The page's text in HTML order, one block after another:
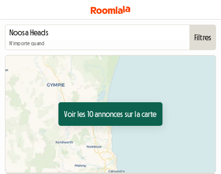
N'importe quand
Filtres
Voir les 10 annonces sur la carte